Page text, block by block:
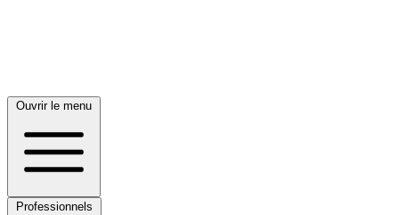
Ouvrir le menu
Professionnels